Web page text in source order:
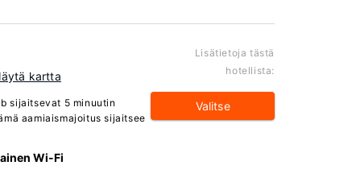
kartta
sijaitsevat 5 minuutin
aamiaismajoitus sijaitsee
Wi-Fi
Lisätietoja tästä
hotellista:
Valitse